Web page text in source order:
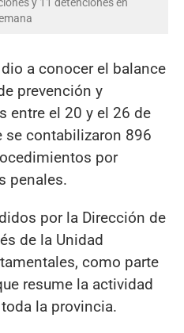
y 11 detenciones en
a conocer el balance
prevención y
entre el 20 y el 26 de
se contabilizaron 896
por
penales.
por la Dirección de
de la Unidad
como parte
resume la actividad
la provincia.